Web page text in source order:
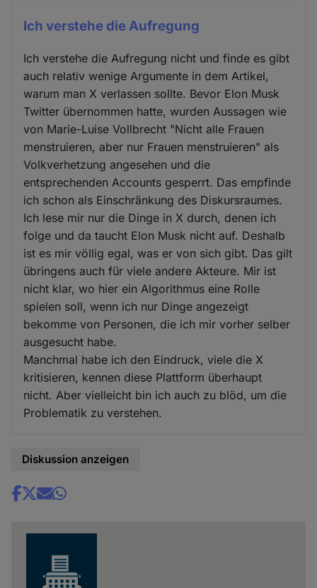
Ich verstehe die Aufregung
Ich verstehe die Aufregung nicht und finde es gibt
auch relativ wenige Argumente in dem Artikel,
warum man X verlassen sollte. Bevor Elon Musk
Twitter übernommen hatte, wurden Aussagen wie
von Marie-Luise Vollbrecht "Nicht alle Frauen
menstruieren, aber nur Frauen menstruieren" als
Volkverhetzung angesehen und die
entsprechenden Accounts gesperrt. Das empfinde
ich schon als Einschränkung des Diskursraumes.
Ich lese mir nur die Dinge in X durch, denen ich
folge und da taucht Elon Musk nicht auf. Deshalb
ist es mir völlig egal, was er von sich gibt. Das gilt
übringens auch für viele andere Akteure. Mir ist
nicht klar, wo hier ein Algorithmus eine Rolle
spielen soll, wenn ich nur Dinge angezeigt
bekomme von Personen, die ich mir vorher selber
ausgesucht habe.
Manchmal habe ich den Eindruck, viele die X
kritisieren, kennen diese Plattform überhaupt
nicht. Aber vielleicht bin ich auch zu blöd, um die
Problematik zu verstehen.
Diskussion anzeigen
Share